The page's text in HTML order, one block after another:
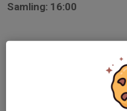
Samling: 16:00